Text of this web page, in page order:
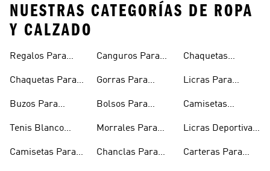
NUESTRAS CATEGORÍAS DE ROPA
Y CALZADO
Regalos Para
Chaquetas Para
Buzos Para
Tenis Blanco
Camisetas Para
Canguros Para
Gorras Para
Bolsos Para
Morrales Para
Chanclas Para
Chaquetas
Hombre
Licras Para
Camisetas
Hombre
Licras Deportivas
Carteras Para